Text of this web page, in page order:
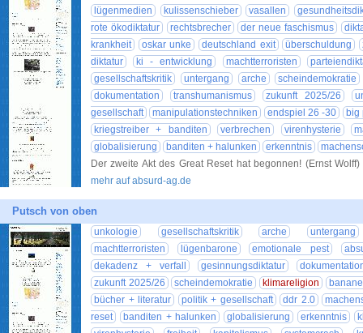
lügenmedien
kulissenschieber vasallen
rote ökodiktatur
rechtsbrecher der neue faschismus
krankheit
oskar unke deutschland exit überschuldung
diktatur
ki - entwicklung machtterroristen
gesellschaftskritik
untergang arche
scheindemokratie
dokumentation
transhumanismus zukunft 2025/26
gesellschaft
manipulationstechniken endspiel 26 -30
big
kriegstreiber + banditen
verbrechen virenhysterie
globalisierung
banditen + halunken erkenntnis
Der zweite Akt des Great Reset hat begonnen! (Ernst
mehr auf absurd-ag.de
Putsch von oben
unkologie gesellschaftskritik arche
untergang
machtterroristen
lügenbarone emotionale pest
dekadenz + verfall
gesinnungsdiktatur
zukunft 2025/26
scheindemokratie klimareligion
bücher + literatur
politik + gesellschaft ddr 2.0
reset
banditen + halunken globalisierung erkenntnis